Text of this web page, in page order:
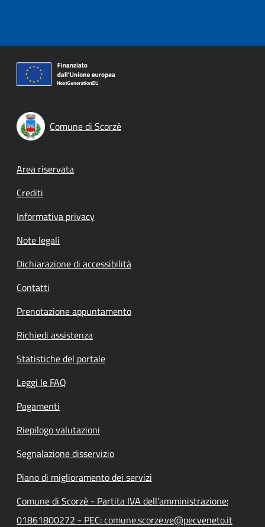
Comune di Scorzè
Footer menu
Area riservata
Crediti
Informativa privacy
Note legali
Dichiarazione di accessibilità
Contatti
Prenotazione appuntamento
Richiedi assistenza
Statistiche del portale
Leggi le FAQ
Pagamenti
Riepilogo valutazioni
Segnalazione disservizio
Piano di miglioramento dei servizi
Comune di Scorzè - Partita IVA dell'amministrazione:
01861800272 - PEC: comune.scorze.ve@pecveneto.it